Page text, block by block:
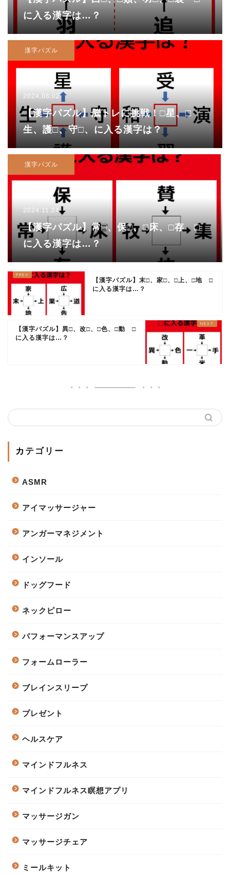
に入る漢字は…？
漢字パズル
2024.06.02
【漢字パズル】脳トレに挑戦！□星、□
生、護□、守□、に入る漢字は？
漢字パズル
2024.11.24
【漢字パズル】常□、保□、□床、□存 □
に入る漢字は…？
【漢字パズル】末□、家□、□上、□地 □
に入る漢字は…？
【漢字パズル】異□、改□、□色、□動 □
に入る漢字は…？
カテゴリー
ASMR
アイマッサージャー
アンガーマネジメント
インソール
ドッグフード
ネックピロー
パフォーマンスアップ
フォームローラー
ブレインスリープ
プレゼント
ヘルスケア
マインドフルネス
マインドフルネス瞑想アプリ
マッサージガン
マッサージチェア
ミールキット